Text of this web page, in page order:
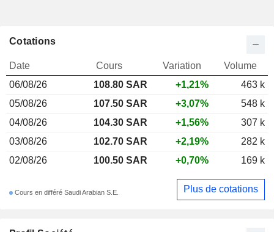
Cotations
Date Cours Variation
Volume
06/08/26
108.80 SAR +1,21%
463 k
05/08/26
107.50 SAR +3,07%
548 k
04/08/26
104.30 SAR +1,56%
307 k
03/08/26
102.70 SAR +2,19%
282 k
02/08/26
100.50 SAR +0,70% 169 k
Cours en différé Saudi Arabian S.E. Plus de cotations